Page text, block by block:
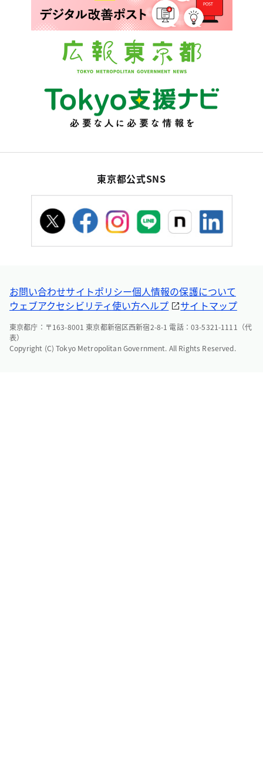
東京都公式SNS
お問い合わせサイトポリシー個人情報の保護について
ウェブアクセシビリティ使い方ヘルプ サイトマップ
東京都庁：〒163-8001 東京都新宿区西新宿2-8-1 電話：03-5321-1111（代
表）
Copyright (C) Tokyo Metropolitan Government. All Rights Reserved.